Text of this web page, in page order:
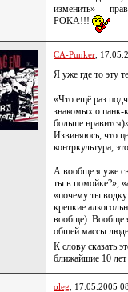
изменить» —
РОКА!!!
CA-Punker ,
Я уже где то эту
«Что ещё раз
знакомых о панк-
больше
Извиняюсь, что
контркультура,
А вообще я уже
ты в помойке?»,
«почему ты водку
крепкие
вообще). Вообще
общей массы
К слову сказать
ближайшие 10
oleg , 17.05.2005